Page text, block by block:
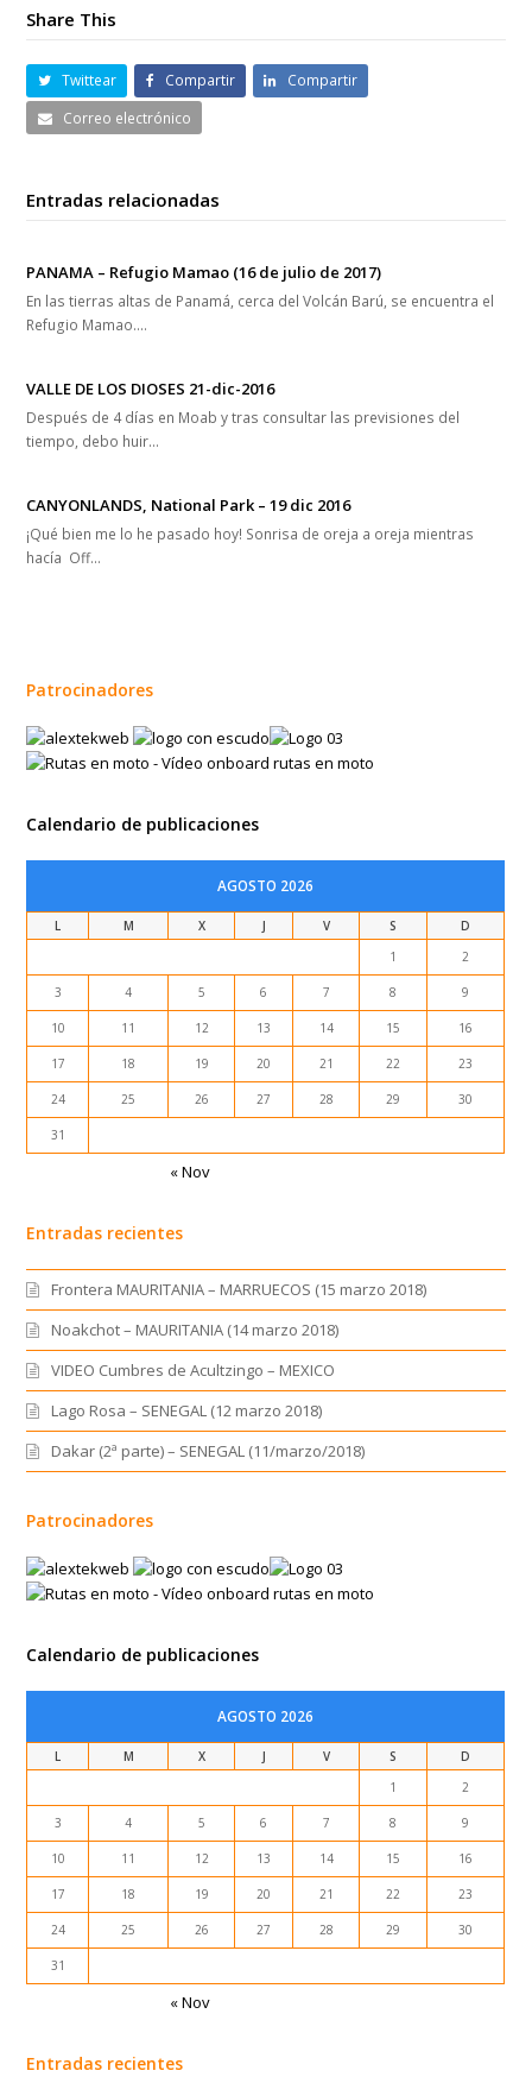
Share This
Twittear Compartir
Compartir
Correo electrónico
Entradas relacionadas
PANAMA – Refugio Mamao (16 de julio de 2017)
En las tierras altas de Panamá, cerca del Volcán Barú, se encuentra el
Refugio Mamao.…
VALLE DE LOS DIOSES 21-dic-2016
Después de 4 días en Moab y tras consultar las previsiones del
tiempo, debo huir…
CANYONLANDS, National Park – 19 dic 2016
¡Qué bien me lo he pasado hoy! Sonrisa de oreja a oreja mientras
hacía Off…
Patrocinadores
Calendario de publicaciones
AGOSTO 2026
L M X J V S
D
1
2
3 4 5 6 7 8 9
10 11 12 13 14 15 16
17 18 19 20 21 22 23
24 25 26 27 28 29 30
31
« Nov
Entradas recientes
Frontera MAURITANIA – MARRUECOS (15 marzo 2018)
Noakchot – MAURITANIA (14 marzo 2018)
VIDEO Cumbres de Acultzingo – MEXICO
Lago Rosa – SENEGAL (12 marzo 2018)
Dakar (2ª parte) – SENEGAL (11/marzo/2018)
Patrocinadores
Calendario de publicaciones
AGOSTO 2026
L M X J V S
D
1
2
3 4 5 6 7 8 9
10 11 12 13 14 15 16
17 18 19 20 21 22 23
24 25 26 27 28 29 30
31
« Nov
Entradas recientes